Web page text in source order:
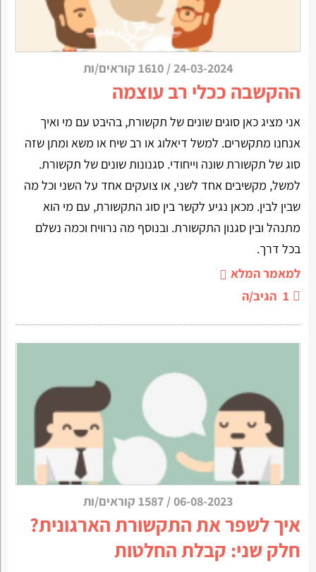
24-03-2024
/ 1610 קוראים/ות
ההקשבה ככלי רב עוצמה
אני מציג כאן סוגים שונים של תקשורת, בהיבט עם מי ואיך
אנחנו מתקשרים. למשל דיאלוג או רב שיח או משא ומתן שזה
סוג של תקשורת שונה וייחודי. סגנונות שונים של תקשורת.
למשל, מקשיבים אחד לשני, או צועקים אחד על השני וכל מה
שבין לבין. מכאן נגיע לקשר בין סוג התקשורת, עם מי הוא
מתנהל ובין סגנון התקשורת. ובנוסף מה נרוויח וכמה נשלם
בכל דרך.
למאמר המלא
1 הגיב/ה
06-08-2023
/ 1587 קוראים/ות
איך לשפר את התקשורת הארגונית?
חלק שני: קבלת החלטות